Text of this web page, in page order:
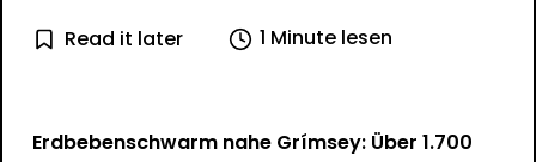
Read it later 1 Minute lesen
Erdbebenschwarm nahe Grímsey: Über 1.700